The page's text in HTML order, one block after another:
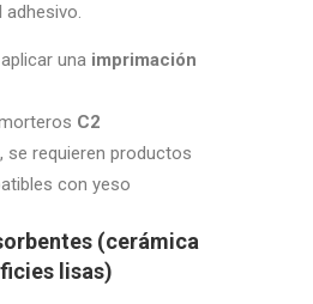
una imprimación
C2
se requieren productos
con yeso
(cerámica
lisas)